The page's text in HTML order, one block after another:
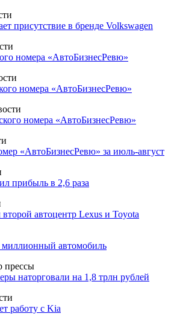
присутствие в бренде Volkswagen
номера «АвтоБизнесРевю»
номера «АвтоБизнесРевю»
номера «АвтоБизнесРевю»
«АвтоБизнесРевю» за июль-август
прибыль в 2,6 раза
автоцентр Lexus и Toyota
миллионный автомобиль
прессы
наторговали на 1,8 трлн рублей
работу с Kia